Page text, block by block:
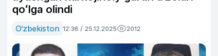
qoʻlga olindi
O‘zbekiston 12:36 / 25.12.2025 2012